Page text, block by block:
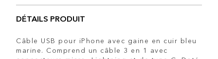
DÉTAILS PRODUIT
Câble USB pour iPhone avec gaine en cuir bleu
marine. Comprend un câble 3 en 1 avec